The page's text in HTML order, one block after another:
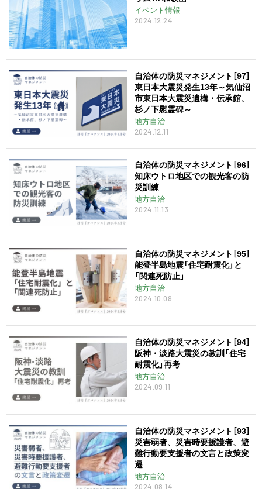
イベント情報
2024.12.24
自治体の防災マネジメント［97］
東日本大震災発生13年～気仙沼
市東日本大震災遺構・伝承館、
杉ノ下慰霊碑～
地方自治
2024.12.11
自治体の防災マネジメント［96］
知床ウトロ地区での観光客の防
災訓練
地方自治
2024.11.13
自治体の防災マネジメント［95］
能登半島地震「住宅耐震化」と
「関連死防止」
地方自治
2024.10.09
自治体の防災マネジメント［94］
阪神・淡路大震災の教訓「住宅
耐震化」再考
地方自治
2024.09.11
自治体の防災マネジメント［93］
災害弱者、災害時要援護者、避
難行動要支援者の文言と政策変
遷
地方自治
2024.08.14